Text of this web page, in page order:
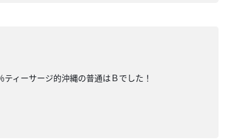
ィーサージ的沖縄の普通はＢでした！